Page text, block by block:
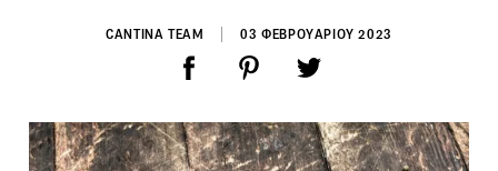
CANTINA TEAM 03 ΦΕΒΡΟΥΑΡΙΟΥ 2023